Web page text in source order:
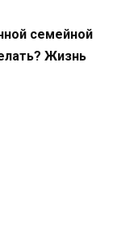
семейной
Жизнь